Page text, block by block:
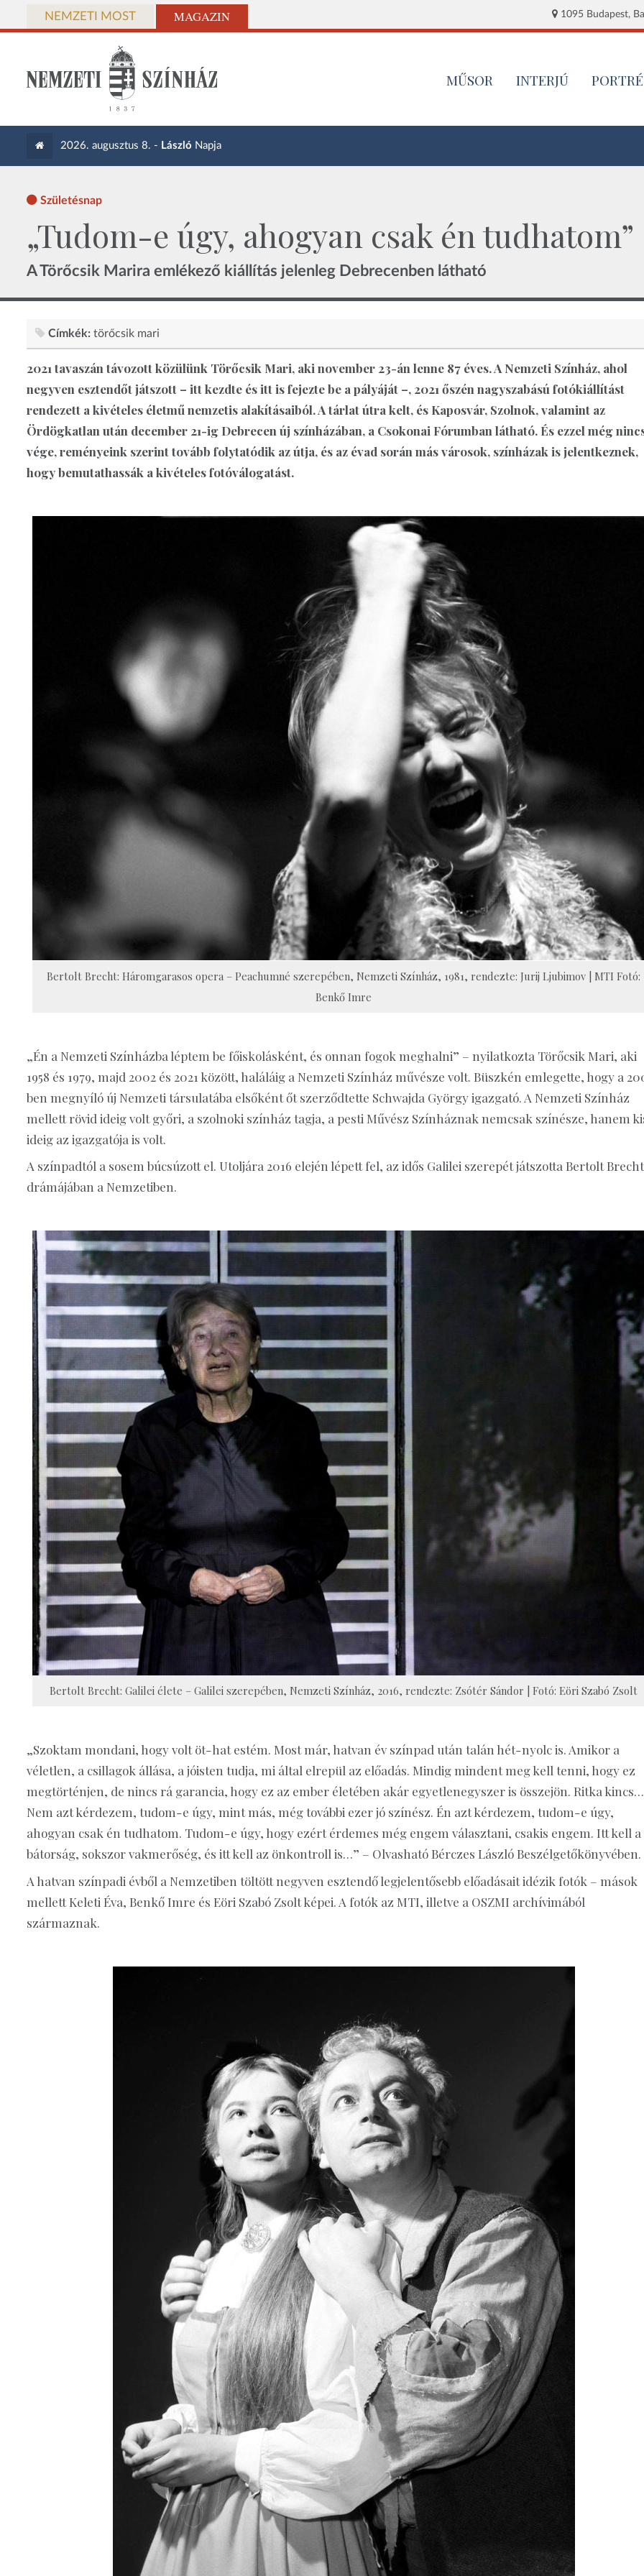
NEMZETI MOST MAGAZIN 1095 Budapest,
MŰSOR INTERJÚ PORTRÉ
2026. augusztus 8. - László Napja
Születésnap
„Tudom-e úgy, ahogyan csak én tudhatom”
A Törőcsik Marira emlékező kiállítás jelenleg Debrecenben látható
Címkék: törőcsik mari
2021 tavaszán távozott közülünk Törőcsik Mari, aki november 23-án lenne 87 éves. A Nemzeti Színház, ahol
negyven esztendőt játszott – itt kezdte és itt is fejezte be a pályáját –, 2021 őszén nagyszabású fotókiállítást
rendezett a kivételes életmű nemzetis alakításaiból. A tárlat útra kelt, és Kaposvár, Szolnok, valamint az
Ördögkatlan után december 21-ig Debrecen új színházában, a Csokonai Fórumban látható. És ezzel még
vége, reményeink szerint tovább folytatódik az útja, és az évad során más városok, színházak is jelentkeznek,
hogy bemutathassák a kivételes fotóválogatást.
Bertolt Brecht: Háromgarasos opera – Peachumné szerepében, Nemzeti Színház, 1981, rendezte: Jurij Ljubimov | MTI Fotó:
Benkő Imre
„Én a Nemzeti Színházba léptem be főiskolásként, és onnan fogok meghalni” – nyilatkozta Törőcsik Mari, aki
1958 és 1979, majd 2002 és 2021 között, haláláig a Nemzeti Színház művésze volt. Büszkén emlegette, hogy a
ben megnyíló új Nemzeti társulatába elsőként őt szerződtette Schwajda György igazgató. A Nemzeti Színház
mellett rövid ideig volt győri, a szolnoki színház tagja, a pesti Művész Színháznak nemcsak színésze, hanem
ideig az igazgatója is volt.
A színpadtól a sosem búcsúzott el. Utoljára 2016 elején lépett fel, az idős Galilei szerepét játszotta Bertolt Brecht
drámájában a Nemzetiben.
Bertolt Brecht: Galilei élete – Galilei szerepében, Nemzeti Színház, 2016, rendezte: Zsótér Sándor | Fotó: Eöri Szabó Zsolt
„Szoktam mondani, hogy volt öt-hat estém. Most már, hatvan év színpad után talán hét-nyolc is. Amikor a
véletlen, a csillagok állása, a jóisten tudja, mi által elrepül az előadás. Mindig mindent meg kell tenni, hogy ez
megtörténjen, de nincs rá garancia, hogy ez az ember életében akár egyetlenegyszer is összejön. Ritka kincs…
Nem azt kérdezem, tudom-e úgy, mint más, még további ezer jó színész. Én azt kérdezem, tudom-e úgy,
ahogyan csak én tudhatom. Tudom-e úgy, hogy ezért érdemes még engem választani, csakis engem. Itt kell a
bátorság, sokszor vakmerőség, és itt kell az önkontroll is…” – Olvasható Bérczes László Beszélgetőkönyvében.
A hatvan színpadi évből a Nemzetiben töltött negyven esztendő legjelentősebb előadásait idézik fotók – mások
mellett Keleti Éva, Benkő Imre és Eöri Szabó Zsolt képei. A fotók az MTI, illetve a OSZMI archívimából
származnak.